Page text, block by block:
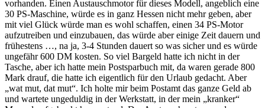
vorhanden. Einen Austauschmotor für dieses Modell, angeblich eine
30 PS-Maschine, würde es in ganz Hessen nicht mehr geben, aber
mit viel Glück würde man es wohl schaffen, einen 34 PS-Motor
aufzutreiben und einzubauen, das würde aber einige Zeit dauern und
frühestens …, na ja, 3-4 Stunden dauert so was sicher und es würde
ungefähr 600 DM kosten. So viel Bargeld hatte ich nicht in der
Tasche, aber ich hatte mein Postsparbuch mit, da waren gerade 800
Mark drauf, die hatte ich eigentlich für den Urlaub gedacht. Aber
wat mut, dat mut . Ich holte mir beim Postamt das ganze Geld ab
und wartete ungeduldig in der Werkstatt, in der mein
kranker